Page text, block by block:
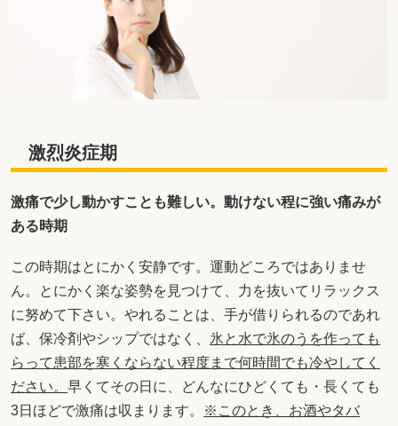
激烈炎症期
激痛で少し動かすことも難しい。動けない程に強い痛みが
ある時期
この時期はとにかく安静です。運動どころではありませ
ん。とにかく楽な姿勢を見つけて、力を抜いてリラックス
に努めて下さい。やれることは、手が借りられるのであれ
ば、保冷剤やシップではなく、 氷と水で氷のうを作っても
らって患部を寒くならない程度まで何時間でも冷やしてく
ださい。 早くてその日に、どんなにひどくても・長くても
3日ほどで激痛は収まります。
※このとき、お酒やタバ